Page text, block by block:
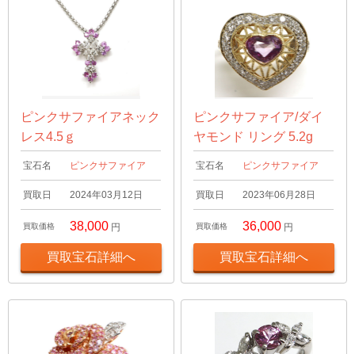
ピンクサファイアネック
レス4.5ｇ
宝石名 ピンクサファイア
買取日 2024年03月12日
買取価格 38,000 円
買取宝石詳細へ
ピンクサファイア/ダイ
ヤモンド リング 5.2g
宝石名 ピンクサファイア
買取日 2023年06月28日
買取価格 36,000 円
買取宝石詳細へ